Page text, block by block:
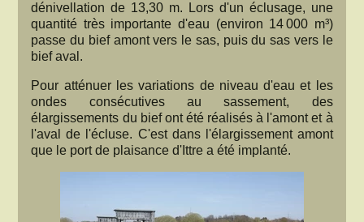
dénivellation de 13,30 m. Lors d'un éclusage, une
quantité très importante d'eau (environ 14 000 m³)
passe du bief amont vers le sas, puis du sas vers le
bief aval.
Pour atténuer les variations de niveau d'eau et les
ondes consécutives au sassement, des
élargissements du bief ont été réalisés à l'amont et à
l'aval de l'écluse. C'est dans l'élargissement amont
que le port de plaisance d'Ittre a été implanté.